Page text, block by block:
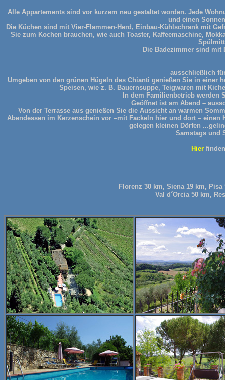
Alle Appartements sind vor kurzem neu gestaltet worden. Jede
und einen
Die Küchen sind mit Vier-Flammen-Herd, Einbau-Kühlschrank mit
Sie zum Kochen brauchen, wie auch Toaster, Kaffeemaschine,
Die Badezimmer sind mit
ausschließlich
Umgeben von den grünen Hügeln des Chianti genießen Sie in
Speisen, wie z. B. Bauernsuppe, Teigwaren mit
In dem Familienbetrieb
Geöffnet ist am Abend –
Von der Terrasse aus genießen Sie die Aussicht an warmen
Abendessen im Kerzenschein vor –mit Fackeln hier und dort –
gelegen kleinen Dörfen
Samstags und
Hier
Florenz 30 km, Siena 19 km,
Val d´Orcia 50 km,